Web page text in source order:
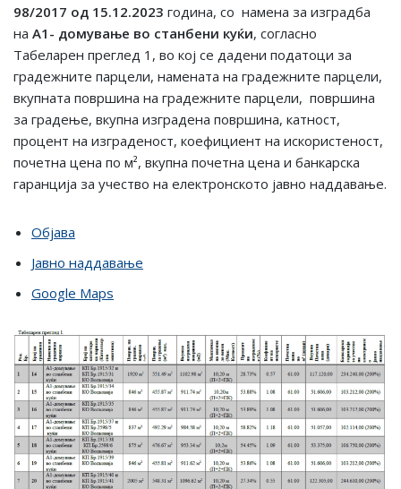
98/2017 од 15.12.2023 година, со намена за изградба
на А1- домување во станбени куќи, согласно
Табеларен преглед 1, во кој се дадени податоци за
градежните парцели, намената на градежните парцели,
вкупната површина на градежните парцели, површина
за градење, вкупна изградена површина, катност,
процент на изграденост, коефициент на искористеност,
почетна цена по м², вкупна почетна цена и банкарска
гаранција за учество на електронското јавно наддавање.
Објава
Јавно наддавање
Google Maps